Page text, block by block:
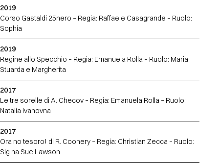
2019
Corso Gastaldi 25nero – Regia: Raffaele Casagrande – Ruolo:
Sophia
2019
Regine allo Specchio – Regia: Emanuela Rolla – Ruolo: Maria
Stuarda e Margherita
2017
Le tre sorelle di A. Checov – Regia: Emanuela Rolla – Ruolo:
Natalia Ivanovna
2017
Ora no tesoro! di R. Coonery – Regia: Christian Zecca – Ruolo:
Sig.na Sue Lawson